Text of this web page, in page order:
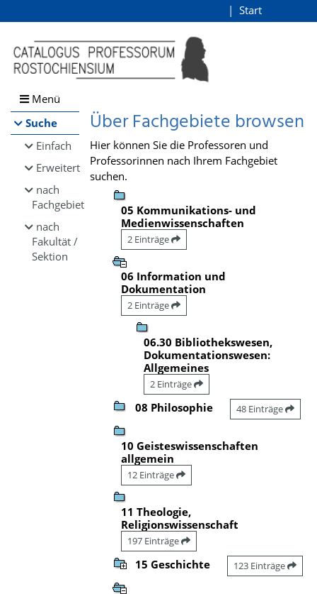
Browsen
direkt zum Inhalt
Start
Menü
Suche
Einfach
Erweitert
nach
Fachgebiet
nach
Fakultät /
Sektion
Über Fachgebiete browsen
Hier können Sie die Professoren und
Professorinnen nach Ihrem Fachgebiet
suchen.
05 Kommunikations- und
Medienwissenschaften
2 Einträge
06 Information und
Dokumentation
2 Einträge
06.30 Bibliothekswesen,
Dokumentationswesen:
Allgemeines
2 Einträge
08 Philosophie 48 Einträge
10 Geisteswissenschaften
allgemein
12 Einträge
11 Theologie,
Religionswissenschaft
197 Einträge
15 Geschichte 123 Einträge